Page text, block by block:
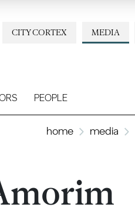
MEDIA
CITY CORTEX
PEOPLE
home media